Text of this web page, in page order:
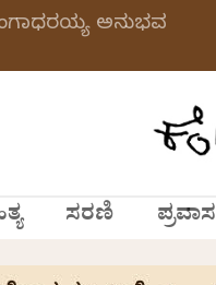
ಅನುಭವ
ಸರಣಿ ಪ್ರವಾಸ